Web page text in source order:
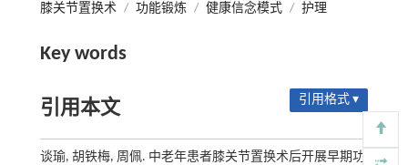
膝关节置换术 / 功能锻炼 / 健康信念模式 / 护理
Key words
引用本文 引用格式 ▾
谈瑜, 胡铁梅, 周佩. 中老年患者膝关节置换术后开展早期功